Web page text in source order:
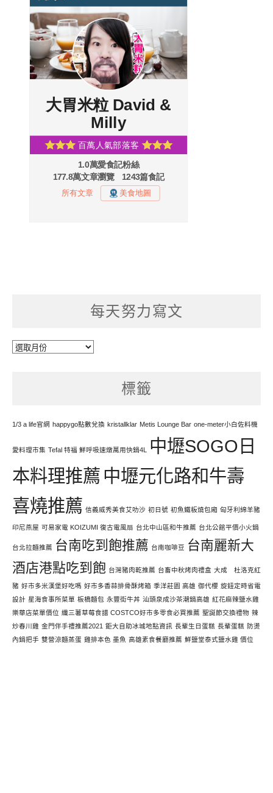
每天努力寫文
每
標籤
1/3 a life官網 happygo點數兌換 kristallklar Metis Lounge Bar one-meter小白佐料機
愛料理市集 Tefal 特福 鮮呼吸速燉萬用快鍋4L
中壢SOGO日
本料理推薦 中壢元化路和牛壽
喜燒推薦 信義威秀美食艾叻沙 初日號 初魚鐵板燒包廂 匈牙利綿羊豬
印尼燕屋 可易家電 KOIZUMI 復古電風扇 台北中山區和牛推薦 台北公館平價小火鍋
台北拉麵推薦 台南吃到飽推薦 台南咖啡豆 台南麗新大
酒店港點吃到飽 台灣豬肉乾推薦 台畜中秋烤肉禮盒 大成 杜洛克紅
豬 好市多米漢堡好吃嗎 好市多香蒜排骨酥烤箱 季洋莊園 高雄 御代櫻 旋鈕定時省電
設計 星海食事所菜單 板橋麵包 永豐街牛丼 汕頭泉成沙茶潮鍋高雄 紅花麻辣鹽水雞
樂華店菜單價位 纖三薯草莓食譜 COSTCO好市多零食必買推薦 聖誕節交換禮物 辣
炒春川雞 金門伴手禮推薦2021 鉅大自助冰城地點資訊 長輩生日蛋糕 長輩蛋糕 防燙
內鍋把手 雙營涼麵蒸蛋 雞排本色 墨魚 高雄素食餐廳推薦 鮮鹽堂泰式鹽水雞 價位